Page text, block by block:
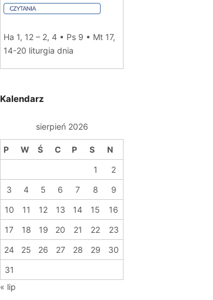
Ha 1, 12 – 2, 4 • Ps 9 • Mt 17,
14-20 liturgia dnia
Kalendarz
sierpień 2026
P W Ś C P S
N
1
2
3
4 5 6 7 8
9
10
11 12 13 14 15
16
17
18 19 20 21 22
23
24
25 26 27 28 29
30
31
« lip